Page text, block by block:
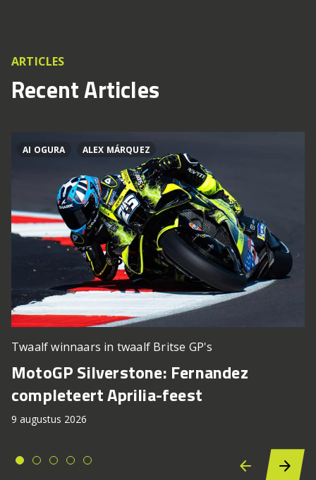
ARTICLES
Recent Articles
AI OGURA ALEX MÁRQUEZ
Twaalf winnaars in twaalf Britse GP's
MotoGP Silverstone: Fernandez
completeert Aprilia-feest
9 augustus 2026